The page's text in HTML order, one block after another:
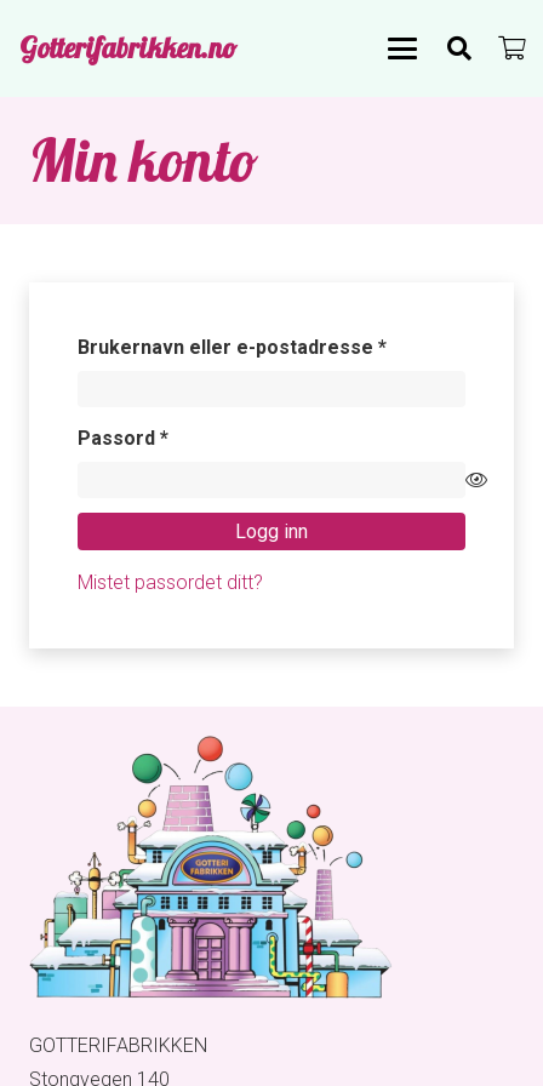
Gotterifabrikken.no
Min konto
Brukernavn eller e-postadresse *Påkrevd
Passord *Påkrevd
Logg inn
Mistet passordet ditt?
GOTTERIFABRIKKEN
Stongvegen 140